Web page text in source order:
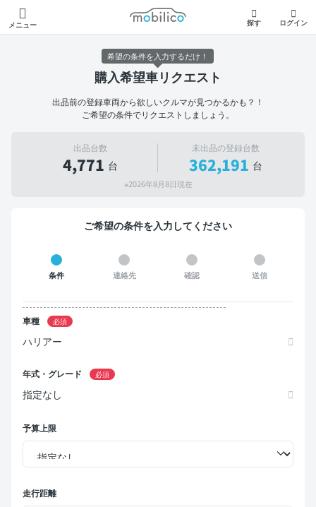
メニュー
モビリコ
探す ログイン
購入希望車リクエスト
出品前の登録車両から欲しいクルマが見つかるかも？！
ご希望の条件でリクエストしましょう。
出品台数
4,771 台
未出品の登録台数
362,191 台
※2026年8月8日現在
ご希望の条件を入力してください
条件 連絡先 確認 送信
車種 必須
ハリアー
年式・グレード 必須
指定なし
予算上限
走行距離
希望の条件を入力するだけ！